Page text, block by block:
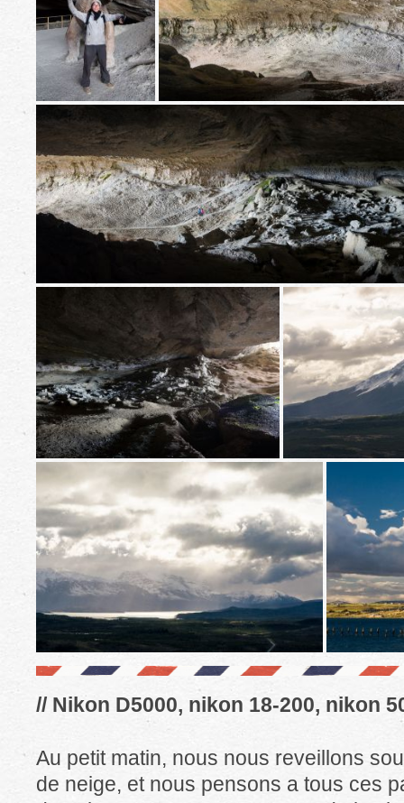
// Nikon D5000, nikon 18-200, nikon
Au petit matin, nous nous reveillons
de neige, et nous pensons a tous ces